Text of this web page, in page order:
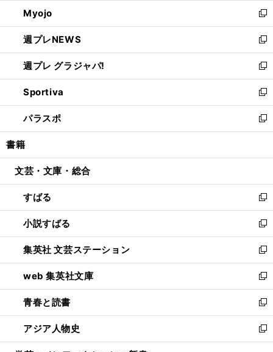
く
で
開
く
ド
ウ
で
開
く
ィ
ン
ド
ウ
で
開
く
Myojo
新
し
い
ウ
ィ
ン
ド
ウ
で
開
週プレNEWS
新
し
い
ウ
ィ
ン
ド
ウ
開
週プレ グラジャパ!
新
し
い
ウ
ィ
ン
ウ
開
く
Sportiva
新
し
い
ウ
ン
ウ
で
開
く
パラスポ
新
し
ウ
ン
ド
ウ
で
開
く
書籍
文芸・文庫・総合
すばる
新
し
い
ウ
ィ
ン
ド
ウ
で
開
く
小説すばる
新
し
い
ウ
ィ
ン
ド
ウ
で
開
集英社 文芸ステーション
新
し
い
ウ
ィ
ン
ド
ウ
web 集英社文庫
新
し
い
ウ
ィ
ン
青春と読書
新
し
い
ウ
アジア人物史
新
し